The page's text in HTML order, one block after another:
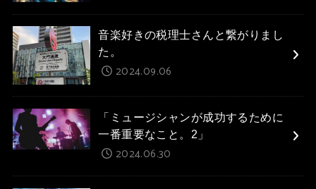
音楽好きの税理士さんと繋がりまし
た。
2024.09.06
「ミュージシャンが成功するために
一番重要なこと。2」
2024.06.30